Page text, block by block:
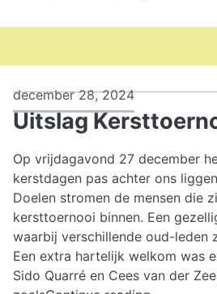
interne
december 28, 2024
Uitslag
Op vrijdagavond 27 december
kerstdagen pas achter ons
Doelen stromen de mensen die
kersttoernooi binnen. Een
waarbij verschillende oud-leden
Een extra hartelijk welkom was
Sido Quarré en Cees van der